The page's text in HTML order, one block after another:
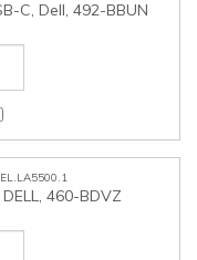
460-BDVZ
DELL, 460-BFDX